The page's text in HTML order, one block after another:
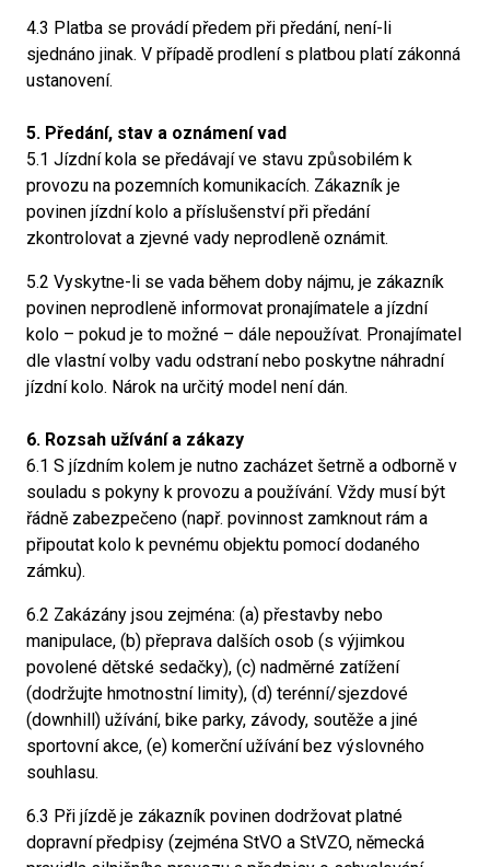
4.3 Platba se provádí předem při předání, není-li
sjednáno jinak. V případě prodlení s platbou platí zákonná
ustanovení.
5. Předání, stav a oznámení vad
5.1 Jízdní kola se předávají ve stavu způsobilém k
provozu na pozemních komunikacích. Zákazník je
povinen jízdní kolo a příslušenství při předání
zkontrolovat a zjevné vady neprodleně oznámit.
5.2 Vyskytne-li se vada během doby nájmu, je zákazník
povinen neprodleně informovat pronajímatele a jízdní
kolo – pokud je to možné – dále nepoužívat. Pronajímatel
dle vlastní volby vadu odstraní nebo poskytne náhradní
jízdní kolo. Nárok na určitý model není dán.
6. Rozsah užívání a zákazy
6.1 S jízdním kolem je nutno zacházet šetrně a odborně v
souladu s pokyny k provozu a používání. Vždy musí být
řádně zabezpečeno (např. povinnost zamknout rám a
připoutat kolo k pevnému objektu pomocí dodaného
zámku).
6.2 Zakázány jsou zejména: (a) přestavby nebo
manipulace, (b) přeprava dalších osob (s výjimkou
povolené dětské sedačky), (c) nadměrné zatížení
(dodržujte hmotnostní limity), (d) terénní/sjezdové
(downhill) užívání, bike parky, závody, soutěže a jiné
sportovní akce, (e) komerční užívání bez výslovného
souhlasu.
6.3 Při jízdě je zákazník povinen dodržovat platné
dopravní předpisy (zejména StVO a StVZO, německá